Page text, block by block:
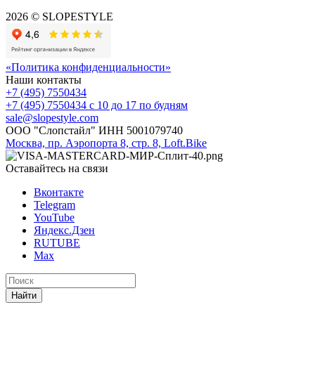
2026 © SLOPESTYLE
«Политика конфиденциальности»
Наши контакты
+7 (495) 7550434
+7 (495) 7550434 с 10 до 17 по будням
sale@slopestyle.com
ООО "Слопстайл" ИНН 5001079740
Москва, пр. Аэропорта 8, стр. 8, Loft.Bike
Оставайтесь на связи
Вконтакте
Telegram
YouTube
Яндекс.Дзен
RUTUBE
Max
Найти